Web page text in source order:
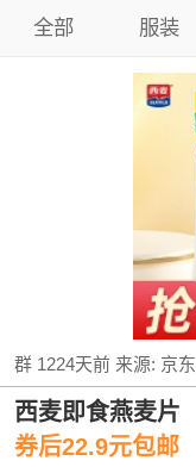
全部 服装
群 1224天前来源: 京东
西麦即食燕麦片
券后22.9元包邮